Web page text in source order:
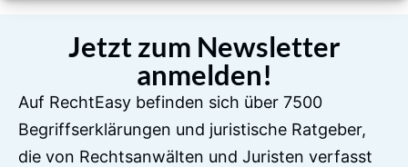
Jetzt zum Newsletter
anmelden!
Auf RechtEasy befinden sich über 7500
Begriffserklärungen und juristische Ratgeber,
die von Rechtsanwälten und Juristen verfasst